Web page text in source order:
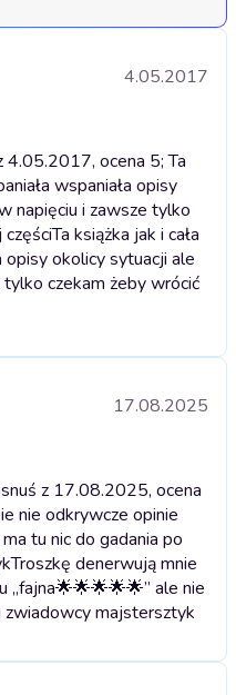
4.05.2017
4.05.2017, ocena 5; Ta
wspaniała opisy
napięciu i zawsze tylko
Ta książka jak i cała
opisy okolicy sytuacji ale
czekam żeby wrócić
17.08.2025
z 17.08.2025, ocena
nie odkrywcze opinie
tu nic do gadania po
Troszkę denerwują mnie
ale nie
zwiadowcy majstersztyk